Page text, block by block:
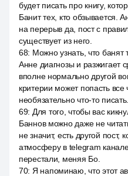
будет писать про книгу,
Банит тех, кто обзывается.
на перерыв да, пост с
существует из него.
68: Можно узнать, что банят
Анне диагнозы и разжигает
вполне нормально другой
критерии может попасть все
необязательно что-то писать.
69: Для того, чтобы вас
Баннов можно даже не
не значит, есть другой
атмосферу в telegram
перестали, меняя Бо.
70: Я напоминаю, что этот